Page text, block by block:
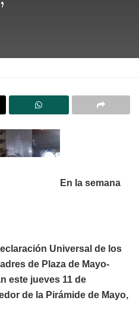
En la semana
Universal de los
de Plaza de Mayo-
este jueves 11 de
de la Pirámide de Mayo,